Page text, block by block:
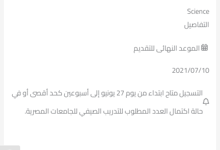
Science
التفاصيل
الموعد النهائى للتقديم
2021/07/10
التسجيل متاح ابتداء من يوم 27 يونيو إلى أسبوعين كحد أقصى أو في
حالة اكتمال العدد المطلوب للتدريب الصيفي للجامعات المصرية.